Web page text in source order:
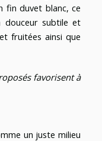
fin duvet blanc, ce
subtile et
fruitées ainsi que
favorisent à
un juste milieu